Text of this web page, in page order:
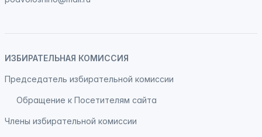
ИЗБИРАТЕЛЬНАЯ КОМИССИЯ
Председатель избирательной комиссии
Обращение к Посетителям сайта
Члены избирательной комиссии